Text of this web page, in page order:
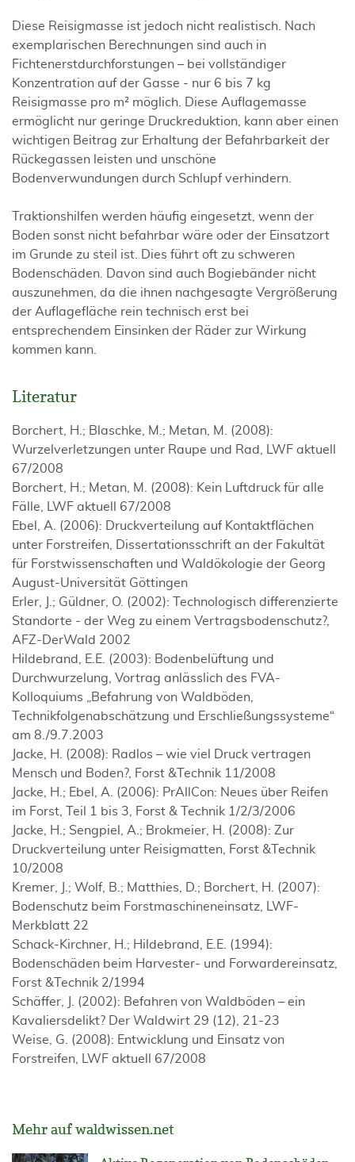
Diese Reisigmasse ist jedoch nicht realistisch. Nach
exemplarischen Berechnungen sind auch in
Fichtenerstdurchforstungen – bei vollständiger
Konzentration auf der Gasse - nur 6 bis 7 kg
Reisigmasse pro m² möglich. Diese Auflagemasse
ermöglicht nur geringe Druckreduktion, kann aber einen
wichtigen Beitrag zur Erhaltung der Befahrbarkeit der
Rückegassen leisten und unschöne
Bodenverwundungen durch Schlupf verhindern.
Traktionshilfen werden häufig eingesetzt, wenn der
Boden sonst nicht befahrbar wäre oder der Einsatzort
im Grunde zu steil ist. Dies führt oft zu schweren
Bodenschäden. Davon sind auch Bogiebänder nicht
auszunehmen, da die ihnen nachgesagte Vergrößerung
der Auflagefläche rein technisch erst bei
entsprechendem Einsinken der Räder zur Wirkung
kommen kann.
Literatur
Borchert, H.; Blaschke, M.; Metan, M. (2008):
Wurzelverletzungen unter Raupe und Rad, LWF aktuell
67/2008
Borchert, H.; Metan, M. (2008): Kein Luftdruck für alle
Fälle, LWF aktuell 67/2008
Ebel, A. (2006): Druckverteilung auf Kontaktflächen
unter Forstreifen, Dissertationsschrift an der Fakultät
für Forstwissenschaften und Waldökologie der Georg
August-Universität Göttingen
Erler, J.; Güldner, O. (2002): Technologisch differenzierte
Standorte - der Weg zu einem Vertragsbodenschutz?,
AFZ-DerWald 2002
Hildebrand, E.E. (2003): Bodenbelüftung und
Durchwurzelung, Vortrag anlässlich des FVA-
Kolloquiums „Befahrung von Waldböden,
Technikfolgenabschätzung und Erschließungssysteme“
am 8./9.7.2003
Jacke, H. (2008): Radlos – wie viel Druck vertragen
Mensch und Boden?, Forst &Technik 11/2008
Jacke, H.; Ebel, A. (2006): PrAllCon: Neues über Reifen
im Forst, Teil 1 bis 3, Forst & Technik 1/2/3/2006
Jacke, H.; Sengpiel, A.; Brokmeier, H. (2008): Zur
Druckverteilung unter Reisigmatten, Forst &Technik
10/2008
Kremer, J.; Wolf, B.; Matthies, D.; Borchert, H. (2007):
Bodenschutz beim Forstmaschineneinsatz, LWF-
Merkblatt 22
Schack-Kirchner, H.; Hildebrand, E.E. (1994):
Bodenschäden beim Harvester- und Forwardereinsatz,
Forst &Technik 2/1994
Schäffer, J. (2002): Befahren von Waldböden – ein
Kavaliersdelikt? Der Waldwirt 29 (12), 21-23
Weise, G. (2008): Entwicklung und Einsatz von
Forstreifen, LWF aktuell 67/2008
Mehr auf waldwissen.net